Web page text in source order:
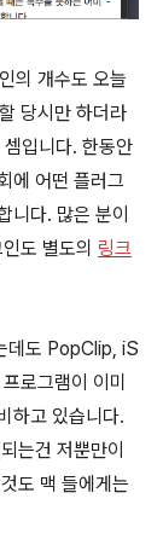
의 개수도 오늘
당시만 하더라
입니다. 한동안
에 어떤 플러그
니다. 많은 분이
도 별도의 링크
데도 PopClip, iS
로그램이 이미
하고 있습니다.
는건 저뿐만이
도 맥 들에게는